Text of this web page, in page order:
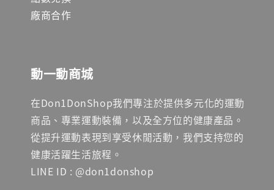
廠商合作
動一動商城
在Don1DonShop我們專注於提供多元化的運動
商品、專業運動裝備，以及全方位的健康產品。
從提升運動表現到享受休閒活動，我們支持您的
健康活躍生活旅程。
LINE ID : @don1donshop